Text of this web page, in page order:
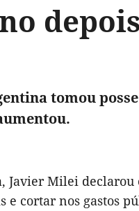
tomou posse
Javier Milei
cortar nos gastos